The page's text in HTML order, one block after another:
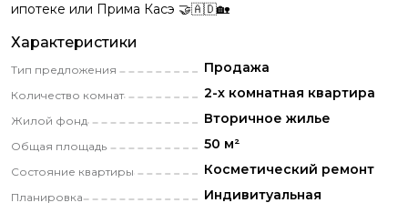
ипотеке или Прима Касэ 🤝🇦🇩🏡
Характеристики
Тип предложения Продажа
Количество комнат 2-х комнатная квартира
Жилой фонд Вторичное жилье
Общая площадь 50 м²
Состояние квартиры Косметический pемонт
Планировка Индивитуальная